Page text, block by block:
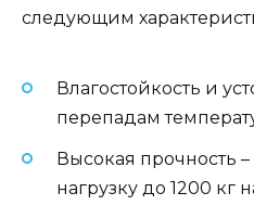
следующим
Влагостойкость и
перепадам
Высокая прочность
нагрузку до 1200 кг